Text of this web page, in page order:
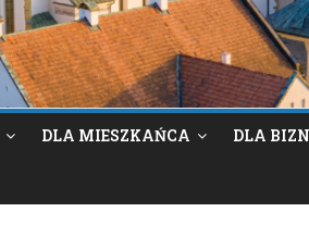
DLA MIESZKAŃCA DLA